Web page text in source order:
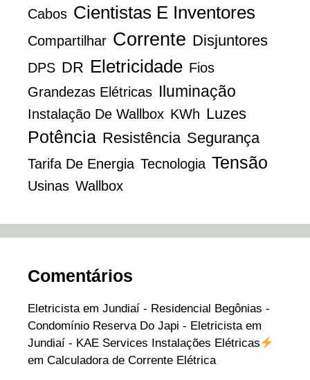
Cabos Cientistas E Inventores
Compartilhar Corrente Disjuntores
DPS DR Eletricidade Fios
Grandezas Elétricas Iluminação
Instalação De Wallbox KWh Luzes
Potência Resistência Segurança
Tarifa De Energia Tecnologia Tensão
Usinas Wallbox
Comentários
Eletricista em Jundiaí - Residencial Begônias -
Condomínio Reserva Do Japi - Eletricista em
Jundiaí - KAE Services Instalações Elétricas
em Calculadora de Corrente Elétrica